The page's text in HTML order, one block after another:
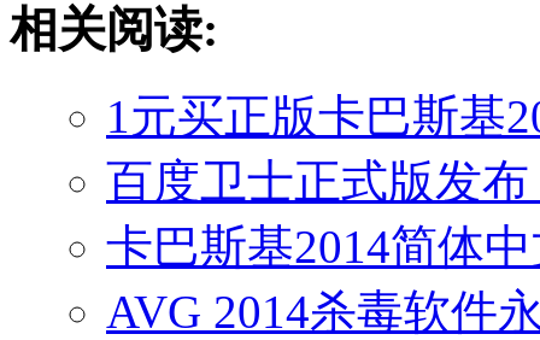
相关阅读:
1元买正版卡巴斯基
百度卫士正式版发
卡巴斯基2014简体
AVG 2014杀毒软件